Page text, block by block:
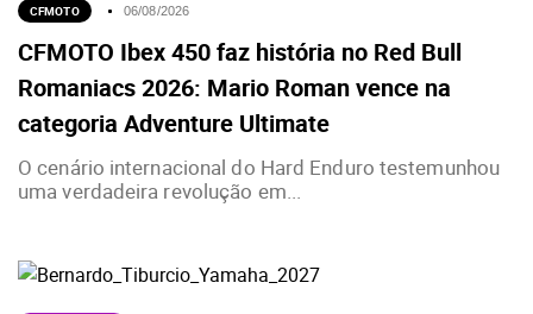
CFMOTO 06/08/2026
CFMOTO Ibex 450 faz história no Red Bull
Romaniacs 2026: Mario Roman vence na
categoria Adventure Ultimate
O cenário internacional do Hard Enduro testemunhou
uma verdadeira revolução em...